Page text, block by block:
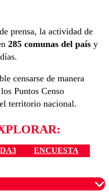
prensa, la actividad de
285 comunas del país y
censarse de manera
Puntos Censo
territorio nacional.
ENCUESTA